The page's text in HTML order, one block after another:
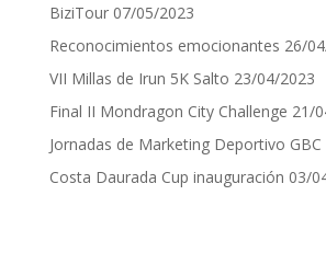
BiziTour 07/05/2023
Reconocimientos emocionantes 26/
VII Millas de Irun 5K Salto 23/04/2023
Final II Mondragon City Challenge 21/
Jornadas de Marketing Deportivo GBC
Costa Daurada Cup inauguración 03/